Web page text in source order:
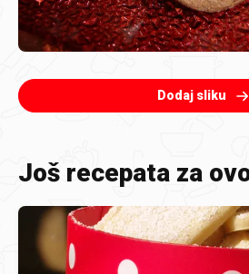
Dodaj sliku
Još recepata za